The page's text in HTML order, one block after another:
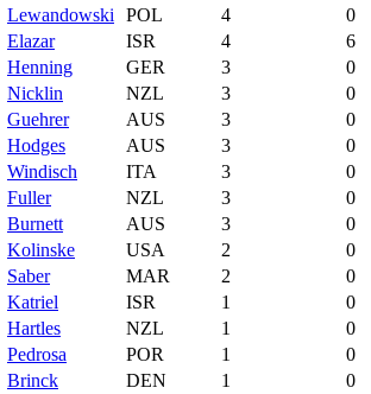
Lewandowski POL 4
0
Elazar ISR 4
6
Henning GER 3
0
Nicklin NZL 3
0
Guehrer AUS 3
0
Hodges AUS 3
0
Windisch ITA 3
0
Fuller NZL 3
0
Burnett AUS 3
0
Kolinske USA 2
0
Saber MAR 2
0
Katriel ISR 1
0
Hartles NZL 1
0
Pedrosa POR 1
0
Brinck DEN 1
0